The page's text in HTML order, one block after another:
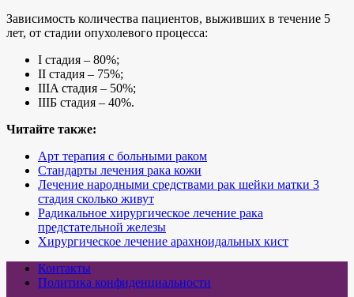
Зависимость количества пациентов, выживших в течение 5
лет, от стадии опухолевого процесса:
I стадия – 80%;
II стадия – 75%;
IIIA стадия – 50%;
IIIБ стадия – 40%.
Читайте также:
Арт терапия с больными раком
Стандарты лечения рака кожи
Лечение народными средствами рак шейки матки 3
стадия сколько живут
Радикальное хирургическое лечение рака
предстательной железы
Хирургическое лечение арахноидальных кист
Контакты
Политика конфиденциальности